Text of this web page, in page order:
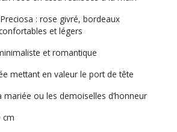
: rose givré, bordeaux
et légers
et romantique
mettant en valeur le port de tête
mariée ou les demoiselles d’honneur
cm